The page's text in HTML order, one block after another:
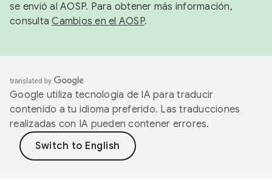
se envió al AOSP. Para obtener más información,
consultaCambios en el AOSP.
Google utiliza tecnología de IA para traducir
contenido a tu idioma preferido. Las traducciones
realizadas con IA pueden contener errores.